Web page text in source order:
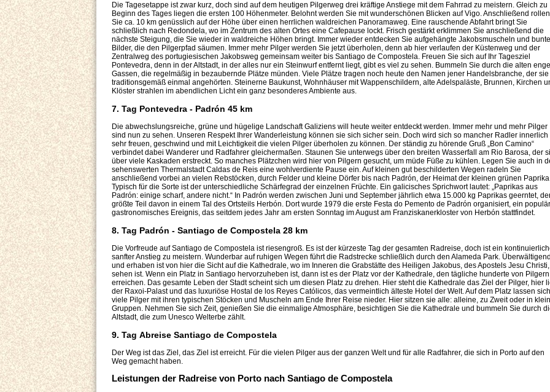
Die Tagesetappe ist zwar kurz, doch sind auf dem heutigen Pilgerweg drei kräftige Anstiege mit dem Fahrrad zu meistern. Gleich zu
Beginn des Tages liegen die ersten 100 Höhenmeter. Belohnt werden Sie mit wunderschönen Blicken auf Vigo. Anschließend rollen
Sie ca. 10 km genüsslich auf der Höhe über einen herrlichen waldreichen Panoramaweg. Eine rauschende Abfahrt bringt Sie
schließlich nach Redondela, wo im Zentrum des alten Ortes eine Cafepause lockt. Frisch gestärkt erklimmen Sie anschließend die
nächste Steigung, die Sie wieder in waldreiche Höhen bringt. Immer wieder entdecken Sie aufgehängte Jakobsmuscheln und bunte
Bilder, die den Pilgerpfad säumen. Immer mehr Pilger werden Sie jetzt überholen, denn ab hier verlaufen der Küstenweg und der
Zentralweg des portugiesischen Jakobsweg gemeinsam weiter bis Santiago de Compostela. Freuen Sie sich auf Ihr Tagesziel
Pontevedra, denn in der Altstadt, in der alles nur ein Steinwurf entfernt liegt, gibt es viel zu sehen. Bummeln Sie durch die alten
Gassen, die regelmäßig in bezaubernde Plätze münden. Viele Plätze tragen noch heute den Namen jener Handelsbranche, der sie
traditionsgemäß einmal angehörten. Steinerne Baukunst, Wohnhäuser mit Wappenschildern, alte Adelspaläste, Brunnen, Kirchen
Klöster strahlen im abendlichen Licht ein ganz besonderes Ambiente aus.
7. Tag Pontevedra - Padrón 45 km
Die abwechslungsreiche, grüne und hügelige Landschaft Galiziens will heute weiter entdeckt werden. Immer mehr und mehr Pilger
sind nun zu sehen. Unseren Respekt Ihrer Wanderleistung können sie sich sicher sein. Doch wird sich so mancher Radler innerlich
sehr freuen, geschwind und mit Leichtigkeit die vielen Pilger überholen zu können. Der ständig zu hörende Gruß „Bon Camino“
verbindet dabei Wanderer und Radfahrer gleichermaßen. Staunen Sie unterwegs über den breiten Wasserfall am Rio Barosa, der
über viele Kaskaden erstreckt. So manches Plätzchen wird hier von Pilgern gesucht, um müde Füße zu kühlen. Legen Sie auch in
sehenswerten Thermalstadt Caldas de Reis eine wohlverdiente Pause ein. Auf kleinen gut beschilderten Wegen radeln Sie
anschließend vorbei an vielen Rebstöcken, durch Felder und kleine Dörfer bis nach Padrón, der Heimat der kleinen grünen
Typisch für die Sorte ist der unterschiedliche Schärfegrad der einzelnen Früchte. Ein galicisches Sprichwort lautet: „Paprikas aus
Padrón: einige scharf, andere nicht.“ In Padrón werden zwischen Juni und September jährlich etwa 15.000 kg Paprikas geerntet,
größte Teil davon in einem Tal des Ortsteils Herbón. Dort wurde 1979 die erste Festa do Pemento de Padrón organisiert, ein
gastronomisches Ereignis, das seitdem jedes Jahr am ersten Sonntag im August am Franziskanerkloster von Herbón stattfindet.
8. Tag Padrón - Santiago de Compostela 28 km
Die Vorfreude auf Santiago de Compostela ist riesengroß. Es ist der kürzeste Tag der gesamten Radreise, doch ist ein
sanfter Anstieg zu meistern. Wunderbar auf ruhigen Wegen führt die Radstrecke schließlich durch den Alameda Park.
und erhaben ist von hier die Sicht auf die Kathedrale, wo im Inneren die Grabstätte des Heiligen Jakobus, des Apostels Jesu
sehen ist. Wenn ein Platz in Santiago hervorzuheben ist, dann ist es der Platz vor der Kathedrale, den tägliche hunderte von Pilgern
erreichen. Das gesamte Leben der Stadt scheint sich um diesen Platz zu drehen. Hier steht die Kathedrale das Ziel der Pilger, hier
der Raxoi-Palast und das luxuriöse Hostal de los Reyes Católicos, das vermeintlich älteste Hotel der Welt. Auf dem Platz lassen sich
viele Pilger mit ihren typischen Stöcken und Muscheln am Ende Ihrer Reise nieder. Hier sitzen sie alle: alleine, zu Zweit oder in
Gruppen. Nehmen Sie sich Zeit, genießen Sie die einmalige Atmosphäre, besichtigen Sie die Kathedrale und bummeln Sie durch
Altstadt, die zum Unesco Welterbe zählt.
9. Tag Abreise Santiago de Compostela
Der Weg ist das Ziel, das Ziel ist erreicht. Für die vielen Pilger aus der ganzen Welt und für alle Radfahrer, die sich in Porto auf den
Weg gemacht haben.
Leistungen der Radreise von Porto nach Santiago de Compostela